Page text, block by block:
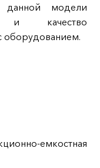
данной модели
и качество
оборудованием.
емкостная